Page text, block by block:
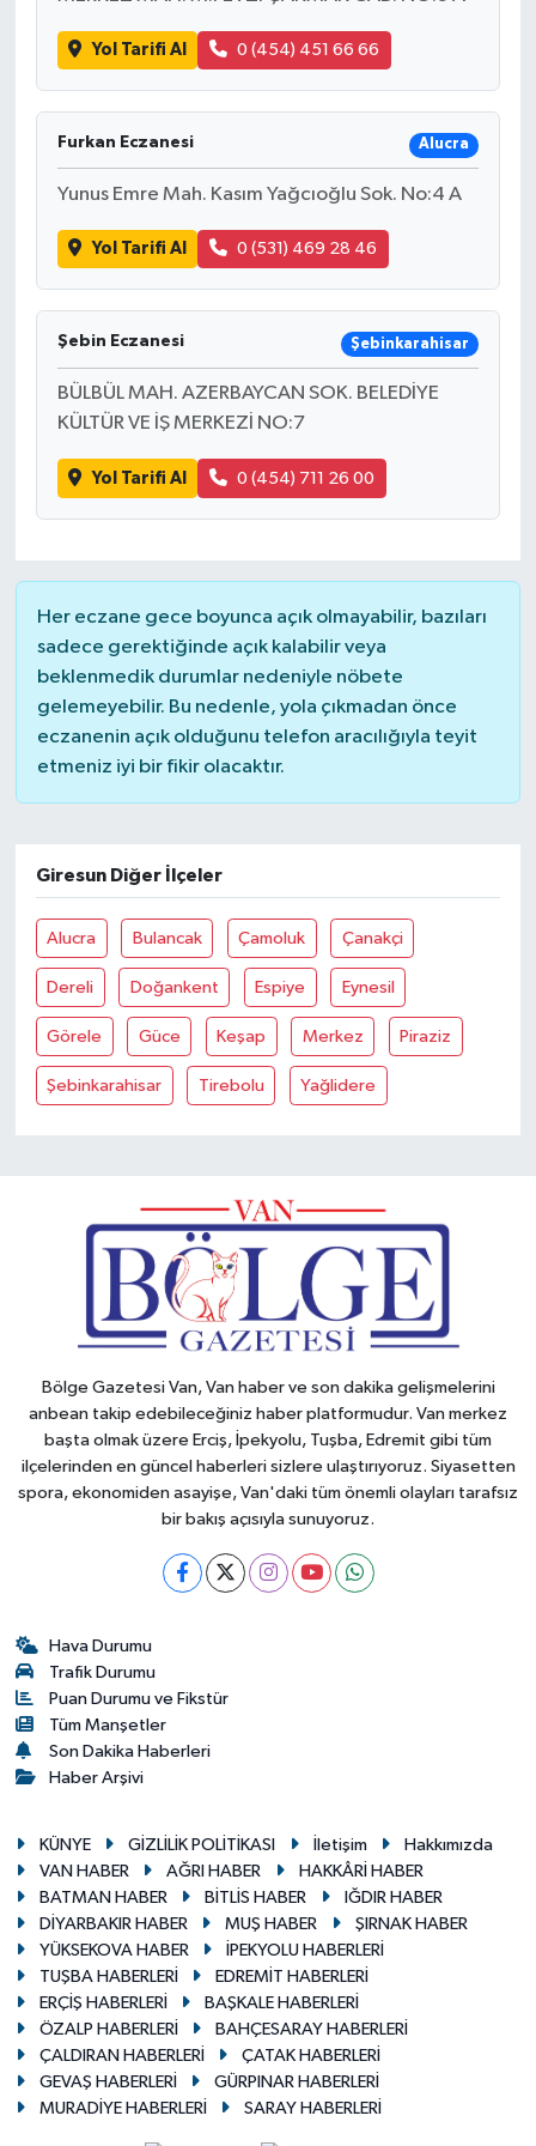
Yol Tarifi Al 0 (454) 451 66 66
Furkan Eczanesi Alucra
Yunus Emre Mah. Kasım Yağcıoğlu Sok. No:4 A
Yol Tarifi Al 0 (531) 469 28 46
Şebin Eczanesi Şebinkarahisar
BÜLBÜL MAH. AZERBAYCAN SOK. BELEDİYE
KÜLTÜR VE İŞ MERKEZİ NO:7
Yol Tarifi Al 0 (454) 711 26 00
Her eczane gece boyunca açık olmayabilir, bazıları
sadece gerektiğinde açık kalabilir veya
beklenmedik durumlar nedeniyle nöbete
gelemeyebilir. Bu nedenle, yola çıkmadan önce
eczanenin açık olduğunu telefon aracılığıyla teyit
etmeniz iyi bir fikir olacaktır.
Giresun Diğer İlçeler
Alucra Bulancak Çamoluk Çanakçi
Dereli Doğankent Espiye Eynesil
Görele Güce Keşap Merkez Piraziz
Şebinkarahisar Tirebolu Yağlidere
Bölge Gazetesi Van, Van haber ve son dakika gelişmelerini
anbean takip edebileceğiniz haber platformudur. Van merkez
başta olmak üzere Erciş, İpekyolu, Tuşba, Edremit gibi tüm
ilçelerinden en güncel haberleri sizlere ulaştırıyoruz. Siyasetten
spora, ekonomiden asayişe, Van'daki tüm önemli olayları tarafsız
bir bakış açısıyla sunuyoruz.
Hava Durumu
Trafik Durumu
Puan Durumu ve Fikstür
Tüm Manşetler
Son Dakika Haberleri
Haber Arşivi
KÜNYE GİZLİLİK POLİTİKASI İletişim
Hakkımızda
VAN HABER
AĞRI HABER
HAKKÂRİ HABER
BATMAN HABER
BİTLİS HABER
IĞDIR HABER
DİYARBAKIR HABER
MUŞ HABER
ŞIRNAK HABER
YÜKSEKOVA HABER
İPEKYOLU HABERLERİ
TUŞBA HABERLERİ
EDREMİT HABERLERİ
ERÇİŞ HABERLERİ
BAŞKALE HABERLERİ
ÖZALP HABERLERİ
BAHÇESARAY HABERLERİ
ÇALDIRAN HABERLERİ
ÇATAK HABERLERİ
GEVAŞ HABERLERİ
GÜRPINAR HABERLERİ
MURADİYE HABERLERİ
SARAY HABERLERİ